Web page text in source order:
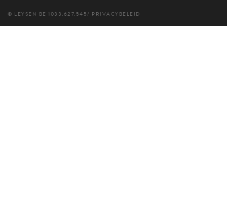
© LEYSEN BE 1033.627.545 / PRIVACYBELEID